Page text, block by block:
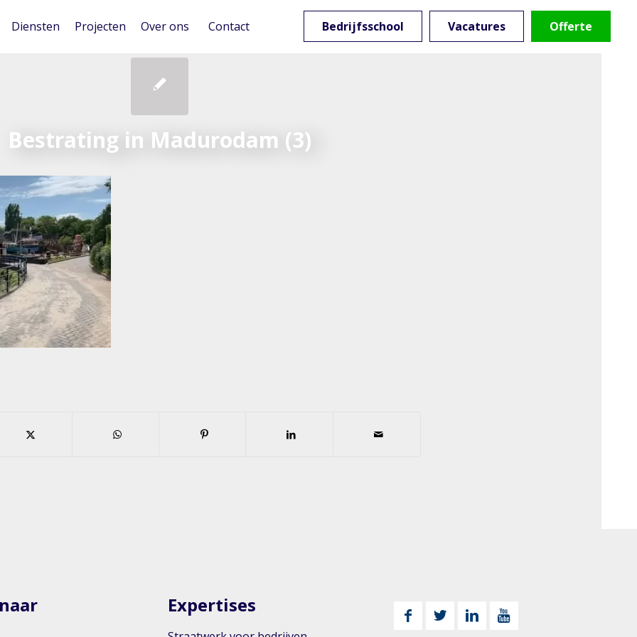
Diensten Projecten Over ons Contact Bedrijfsschool Vacatures Offerte
Bestrating in Madurodam (3)
Expertises